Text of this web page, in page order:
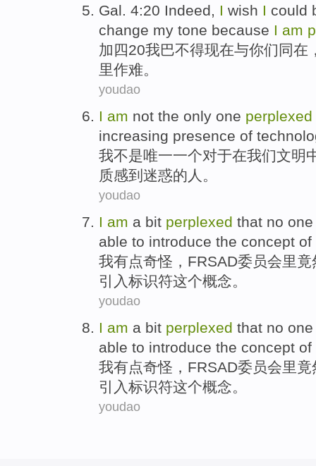
Gal. 4:20 Indeed, I wish I could
change my tone because I am
加四20我巴不得现在与你们 同在
里作难。
youdao
I am not the only one perplexed
increasing presence of
我不是唯一一个对于在我们文明
质感到 迷惑的人。
youdao
I am a bit perplexed that no one
able to introduce the concept of
我有点奇怪， FRSAD委员会里竟
引入标识符这个概念。
youdao
I am a bit perplexed that no one
able to introduce the concept of
我有点奇怪， FRSAD委员会里竟
引入 标识符这个概念 。
youdao